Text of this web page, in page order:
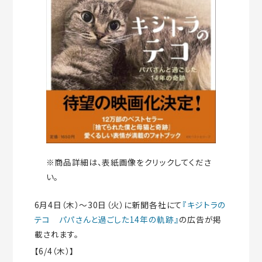
※商品詳細は、表紙画像をクリックしてくださ
い。
6月4日（木）～30日（火）に新聞各社にて 『キジトラの
テコ パパさんと過ごした14年の軌跡』の広告が掲
載されます。
【6/4（木）】